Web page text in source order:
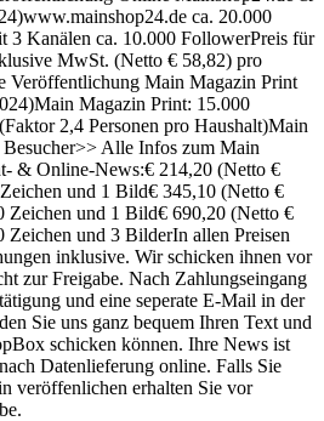
ca. 20.000
3 Kanälen ca. 10.000 FollowerPreis für
MwSt. (Netto € 58,82) pro
Veröffentlichung Main Magazin Print
Magazin Print: 15.000
2,4 Personen pro Haushalt)Main
Alle Infos zum Main
& Online-News:€ 214,20 (Netto €
und 1 Bild€ 345,10 (Netto €
Zeichen und 1 Bild€ 690,20 (Netto €
Zeichen und 3 BilderIn allen Preisen
inklusive. Wir schicken ihnen vor
zur Freigabe. Nach Zahlungseingang
und eine seperate E-Mail in der
Sie uns ganz bequem Ihren Text und
schicken können. Ihre News ist
Datenlieferung online. Falls Sie
veröffenlichen erhalten Sie vor